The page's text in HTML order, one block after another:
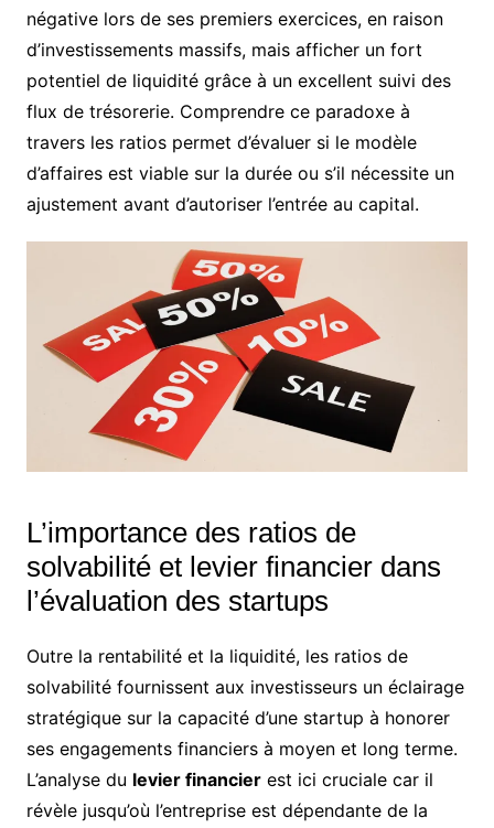
négative lors de ses premiers exercices, en raison
d’investissements massifs, mais afficher un fort
potentiel de liquidité grâce à un excellent suivi des
flux de trésorerie. Comprendre ce paradoxe à
travers les ratios permet d’évaluer si le modèle
d’affaires est viable sur la durée ou s’il nécessite un
ajustement avant d’autoriser l’entrée au capital.
L’importance des ratios de
solvabilité et levier financier dans
l’évaluation des startups
Outre la rentabilité et la liquidité, les ratios de
solvabilité fournissent aux investisseurs un éclairage
stratégique sur la capacité d’une startup à honorer
ses engagements financiers à moyen et long terme.
L’analyse du levier financierest ici cruciale car il
révèle jusqu’où l’entreprise est dépendante de la